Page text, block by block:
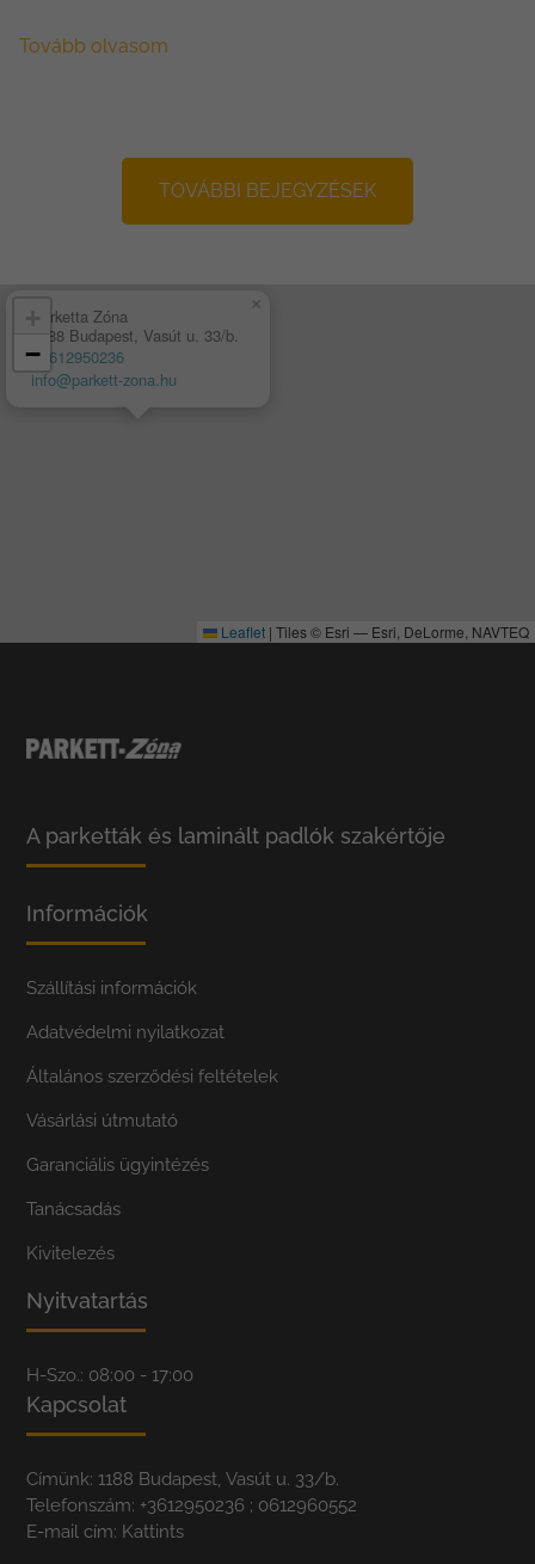
Tovább olvasom
TOVÁBBI BEJEGYZÉSEK
Parketta Zóna
1188 Budapest, Vasút u. 33/b.
+3612950236
info@parkett-zona.hu
×
−
Leaflet | Tiles © Esri — Esri, DeLorme, NAVTEQ
A parketták és laminált padlók szakértője
Információk
Szállítási információk
Adatvédelmi nyilatkozat
Általános szerződési feltételek
Vásárlási útmutató
Garanciális ügyintézés
Tanácsadás
Kivitelezés
Nyitvatartás
H-Szo.: 08:00 - 17:00
Kapcsolat
Címünk: 1188 Budapest, Vasút u. 33/b.
Telefonszám: +3612950236 ; 0612960552
E-mail cím: Kattints